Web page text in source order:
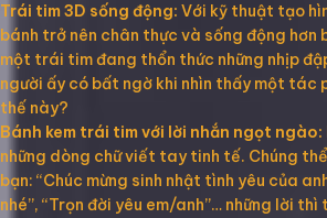
Trái tim 3D sống động: Với kỹ thuật tạo
bánh trở nên chân thực và sống động hơn
một trái tim đang thổn thức những nhịp
người ấy có bất ngờ khi nhìn thấy một tác
thế này?
Bánh kem trái tim với lời nhắn ngọt ngào:
những dòng chữ viết tay tinh tế. Chúng
bạn: “Chúc mừng sinh nhật tình yêu của
nhé”, “Trọn đời yêu em/anh”… những lời